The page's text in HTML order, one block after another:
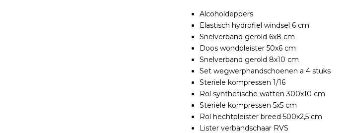
Alcoholdeppers
Elastisch hydrofiel windsel 6 cm
Snelverband gerold 6x8 cm
Doos wondpleister 50x6 cm
Snelverband gerold 8x10 cm
Set wegwerphandschoenen a 4 stuks
Steriele kompressen 1/16
Rol synthetische watten 300x10 cm
Steriele kompressen 5x5 cm
Rol hechtpleister breed 500x2,5 cm
Lister verbandschaar RVS